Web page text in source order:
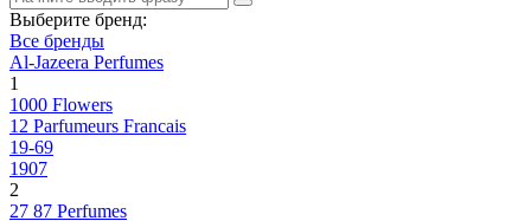
Выберите бренд:
Все бренды
Al-Jazeera Perfumes
1
1000 Flowers
12 Parfumeurs Francais
19-69
1907
2
27 87 Perfumes